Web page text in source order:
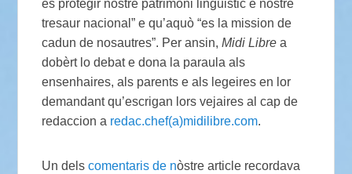
es protegir nòstre patrimòni lingüistic e nòstre
tresaur nacional” e qu’aquò “es la mission de
cadun de nosautres”. Per ansin,Midi Libre a
dobèrt lo debat e dona la paraula als
ensenhaires, als parents e als legeires en lor
demandant qu’escrigan lors vejaires al cap de
redaccion a redac.chef(a)midilibre.com.
Un delscomentaris de nòstre article recordava